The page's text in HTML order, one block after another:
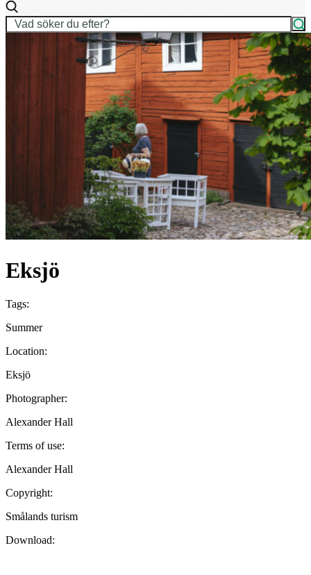
Eksjö
Tags:
Summer
Location:
Eksjö
Photographer:
Alexander Hall
Terms of use:
Alexander Hall
Copyright:
Smålands turism
Download: